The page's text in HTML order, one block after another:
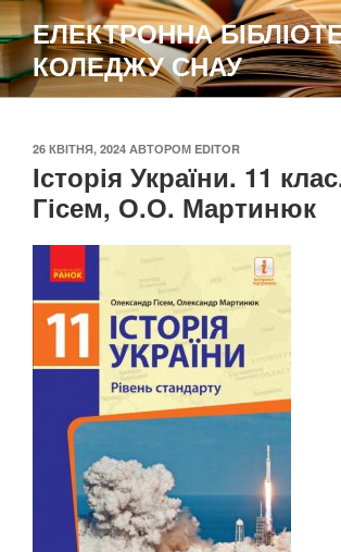
Перейти
до
вмісту
ЕЛЕКТРОННА
КОЛЕДЖУ СНАУ
ОПУБЛІКОВАНО
26 КВІТНЯ, 2024 АВТОРОМ EDITOR
Історія України. 11
Гісем, О.О. Мартинюк